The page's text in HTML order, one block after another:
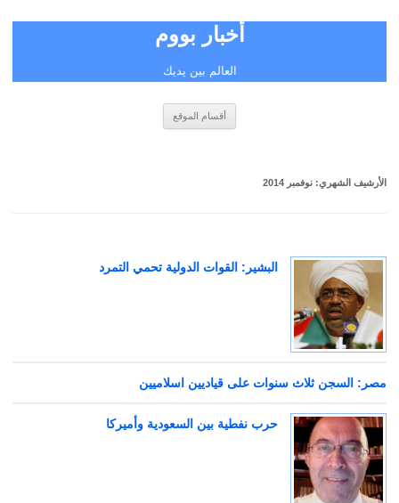
أخبار بووم
العالم بين يديك
أقسام الموقع
الأرشيف الشهري: نوفمبر 2014
البشير: القوات الدولية تحمي التمرد
مصر: السجن ثلاث سنوات على قياديين اسلاميين
حرب نفطية بين السعودية وأميركا